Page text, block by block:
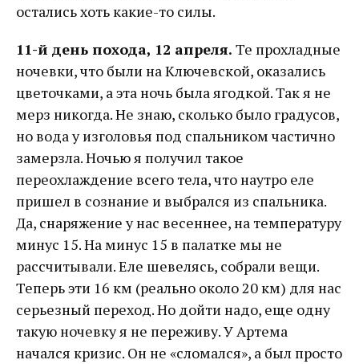
остались хоть какие-то силы.
11-й день похода, 12 апреля. Те прохладные
ночевки, что были на Ключевской, оказались
цветочками, а эта ночь была ягодкой. Так я не
мерз никогда. Не знаю, сколько было градусов,
но вода у изголовья под спальником частично
замерзла. Ночью я получил такое
переохлаждение всего тела, что наутро еле
пришел в сознание и выбрался из спальника.
Да, снаряжение у нас весеннее, на температуру
минус 15. На минус 15 в палатке мы не
рассчитывали. Еле шевелясь, собрали вещи.
Теперь эти 16 км (реально около 20 км) для нас
серьезный переход. Но дойти надо, еще одну
такую ночевку я не переживу. У Артема
начался кризис. Он не «сломался», а был просто